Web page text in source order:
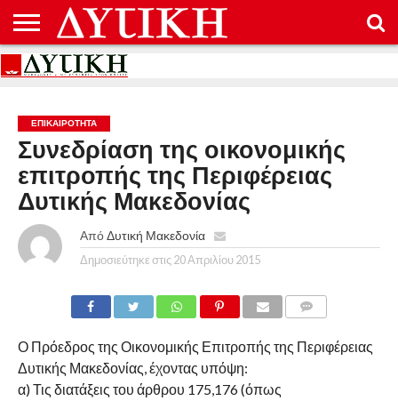
ΑΡΧΙΚΉ
ΕΠΙΚΟΙΝΩΝΊΑ
ΌΡΟΙ
ΠΡΟΣΤΑΣΊΑ
ΕΠΙΚΑΙΡΟΤΗΤΑ
Συνεδρίαση της οικονομικής
επιτροπής της Περιφέρειας
Δυτικής Μακεδονίας
Από Δυτική Μακεδονία
Δημοσιεύτηκε στις 20 Απριλίου 2015
Ο Πρόεδρος της Οικονομικής Επιτροπής της Περιφέρειας
Δυτικής Μακεδονίας, έχοντας υπόψη:
α) Τις διατάξεις του άρθρου 175,176 (όπως